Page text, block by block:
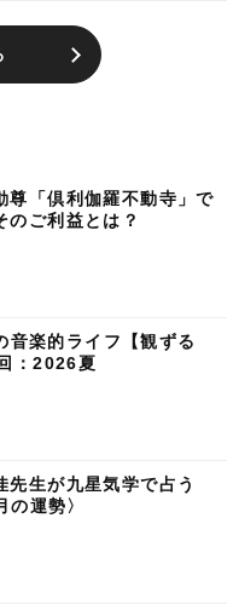
尊「倶利伽羅不動寺」で
のご利益とは？
楽的ライフ【観ずる
：2026夏
先生が九星気学で占う
の運勢〉